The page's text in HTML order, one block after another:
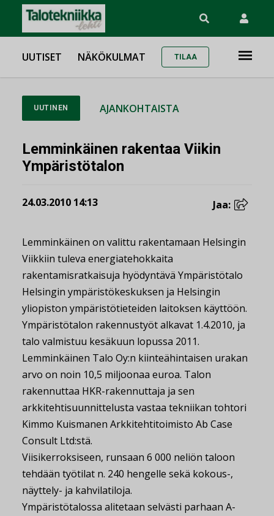
UUTISET NÄKÖKULMAT TILAA
UUTINEN AJANKOHTAISTA
Lemminkäinen rakentaa Viikin
Ympäristötalon
24.03.2010 14:13 Jaa:
Lemminkäinen on valittu rakentamaan Helsingin
Viikkiin tuleva energiatehokkaita
rakentamisratkaisuja hyödyntävä Ympäristötalo
Helsingin ympäristökeskuksen ja Helsingin
yliopiston ympäristötieteiden laitoksen käyttöön.
Ympäristötalon rakennustyöt alkavat 1.4.2010, ja
talo valmistuu kesäkuun lopussa 2011.
Lemminkäinen Talo Oy:n kiinteähintaisen urakan
arvo on noin 10,5 miljoonaa euroa. Talon
rakennuttaa HKR-rakennuttaja ja sen
arkkitehtisuunnittelusta vastaa tekniikan tohtori
Kimmo Kuismanen Arkkitehtitoimisto Ab Case
Consult Ltd:stä.
Viisikerroksiseen, runsaan 6 000 neliön taloon
tehdään työtilat n. 240 hengelle sekä kokous-,
näyttely- ja kahvilatiloja.
Ympäristötalossa alitetaan selvästi parhaan A-